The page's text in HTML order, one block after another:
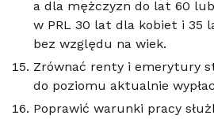
a dla mężczyzn do lat 60
w PRL 30 lat dla kobiet i 35
bez względu na wiek.
Zrównać renty i emerytury
do poziomu aktualnie
Poprawić warunki pracy